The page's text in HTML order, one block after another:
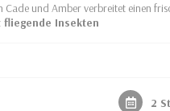
Cade und Amber verbreitet einen
Insekten
2